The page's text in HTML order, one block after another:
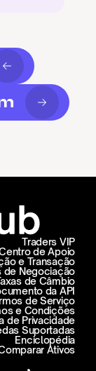
de Apoio
e Transação
Traders VIP
de Negociação
de Câmbio
da API
de Serviço
e Condições
de Privacidade
Suportadas
Enciclopédia
Ativos